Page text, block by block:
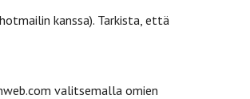
kanssa). Tarkista, että
valitsemalla omien